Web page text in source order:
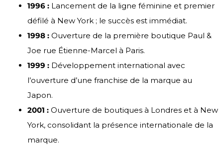
1996 : Lancement de la ligne féminine et premier
défilé à New York ; le succès est immédiat.
1998 : Ouverture de la première boutique Paul &
Joe rue Étienne-Marcel à Paris.
1999 : Développement international avec
l’ouverture d’une franchise de la marque au
Japon.
2001 : Ouverture de boutiques à Londres et à New
York, consolidant la présence internationale de la
marque.